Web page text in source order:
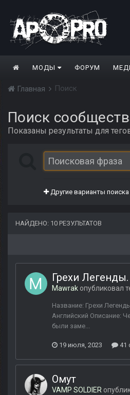
МОДЫ ФОРУМ
Главная Поиск
Поиск
Показаны результаты для
Другие варианты поиска
НАЙДЕНО: 10 РЕЗУЛЬТАТОВ
Грехи
Mawrak опубликовал
Название: Грехи
Английский Описание:
были заме...
19 июля, 2023 41
Омут
VAMP SOLDIER